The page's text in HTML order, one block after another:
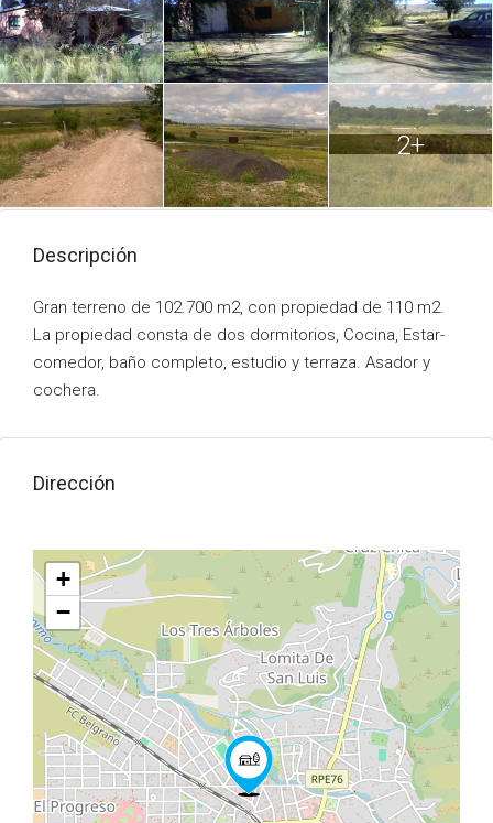
2+
Descripción
Gran terreno de 102.700 m2, con propiedad de 110 m2.
La propiedad consta de dos dormitorios, Cocina, Estar-
comedor, baño completo, estudio y terraza. Asador y
cochera.
Dirección
+
−